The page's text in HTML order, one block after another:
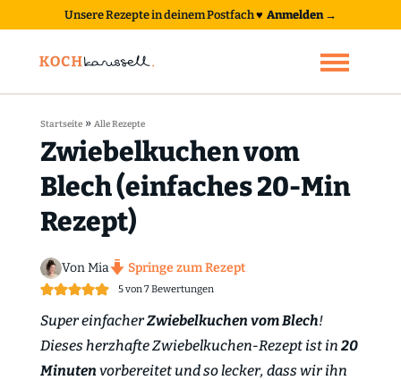
Unsere Rezepte in deinem Postfach♥ Anmelden →
Startseite» Alle Rezepte
Zwiebelkuchen vom
Blech (einfaches 20-Min
Rezept)
Von Mia Springe zum Rezept
5von7Bewertungen
Super einfacherZwiebelkuchen vom Blech!
Dieses herzhafte Zwiebelkuchen-Rezept ist in 20
Minutenvorbereitet und so lecker, dass wir ihn